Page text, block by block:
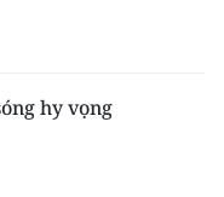
hy vọng